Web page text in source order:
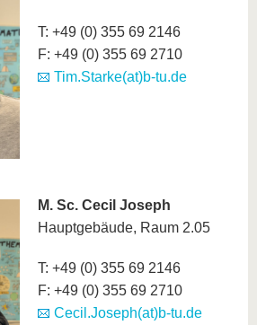
T: +49 (0) 355 69 2146
F: +49 (0) 355 69 2710
Tim.Starke(at)b-tu.de
M. Sc. Cecil Joseph
Hauptgebäude, Raum 2.05
T: +49 (0) 355 69 2146
F: +49 (0) 355 69 2710
Cecil.Joseph(at)b-tu.de